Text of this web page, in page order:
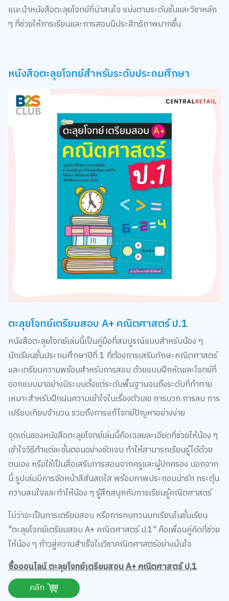
แนะนำหนังสือตะลุยโจทย์ที่น่าสนใจ แบ่งตามระดับชั้นและวิชาหลัก
ๆ ที่ช่วยให้การเรียนและการสอบมีประสิทธิภาพมากขึ้น
หนังสือตะลุยโจทย์สำหรับระดับประถมศึกษา
ตะลุยโจทย์เตรียมสอบ A+ คณิตศาสตร์ ป.1
หนังสือตะลุยโจทย์เล่มนี้เป็นคู่มือที่สมบูรณ์แบบสำหรับน้อง ๆ
นักเรียนชั้นประถมศึกษาปีที่ 1 ที่ต้องการเสริมทักษะคณิตศาสตร์
และเตรียมความพร้อมสำหรับการสอบ ด้วยแบบฝึกหัดและโจทย์ที่
ออกแบบมาอย่างมีระบบตั้งแต่ระดับพื้นฐานจนถึงระดับที่ท้าทาย
เหมาะสำหรับฝึกฝนความเข้าใจในเรื่องตัวเลข การบวก การลบ การ
เปรียบเทียบจำนวน รวมถึงการแก้โจทย์ปัญหาอย่างง่าย
จุดเด่นของหนังสือตะลุยโจทย์เล่มนี้คือเฉลยละเอียดที่ช่วยให้น้อง ๆ
เข้าใจวิธีทำแต่ละขั้นตอนอย่างชัดเจน ทำให้สามารถเรียนรู้ได้ด้วย
ตนเอง หรือใช้เป็นสื่อเสริมการสอนจากครูและผู้ปกครอง นอกจาก
นี้ รูปเล่มมีการจัดหน้าสีสันสดใส พร้อมภาพประกอบน่ารัก กระตุ้น
ความสนใจและทำให้น้อง ๆ รู้สึกสนุกกับการเรียนรู้คณิตศาสตร์
ไม่ว่าจะเป็นการเตรียมสอบ หรือการทบทวนบทเรียนในชั้นเรียน
"ตะลุยโจทย์เตรียมสอบ A+ คณิตศาสตร์ ป.1" คือเพื่อนคู่คิดที่ช่วย
ให้น้อง ๆ ก้าวสู่ความสำเร็จในวิชาคณิตศาสตร์อย่างมั่นใจ
ซื้อออนไลน์ ตะลุยโจทย์เตรียมสอบ A+ คณิตศาสตร์ ป.1
คลิก